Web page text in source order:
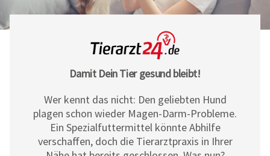
Damit Dein Tier gesund bleibt!
Wer kennt das nicht: Den geliebten Hund
plagen schon wieder Magen-Darm-Probleme.
Ein Spezialfuttermittel könnte Abhilfe
verschaffen, doch die Tierarztpraxis in Ihrer